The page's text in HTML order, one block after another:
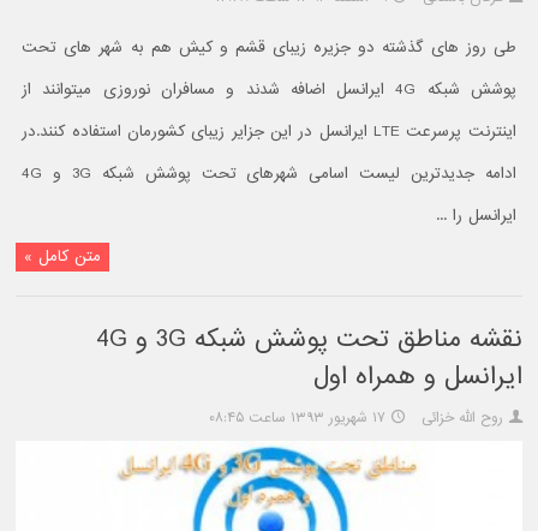
طی روز های گذشته دو جزیره زیبای قشم و کیش هم به شهر های تحت
پوشش شبکه 4G ایرانسل اضافه شدند و مسافران نوروزی میتوانند از
اینترنت پرسرعت LTE ایرانسل در این جزایر زیبای کشورمان استفاده کنند.در
ادامه جدیدترین لیست اسامی شهرهای تحت پوشش شبکه 3G و 4G
ایرانسل را ...
متن کامل »
نقشه مناطق تحت پوشش شبکه 3G و 4G
ایرانسل و همراه اول
روح الله خزائی ۱۷ شهریور ۱۳۹۳ ساعت ۰۸:۴۵